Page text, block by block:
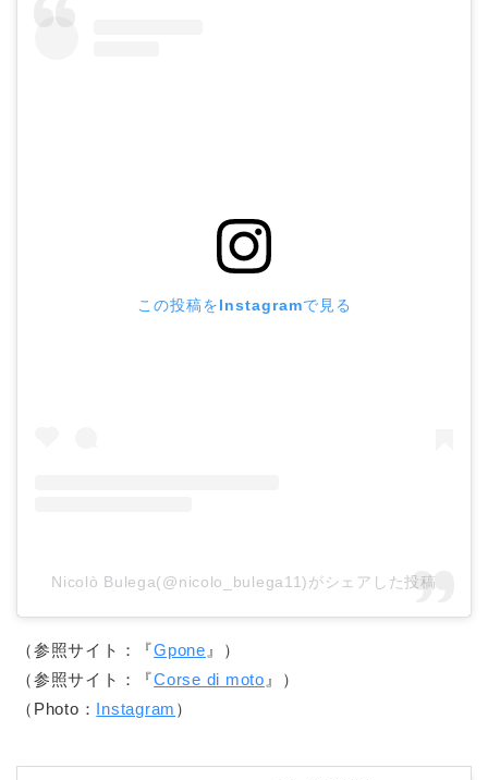
この投稿をInstagramで見る
Nicolò Bulega(@nicolo_bulega11)がシェアした投稿
（参照サイト：『Gpone』）
（参照サイト：『Corse di moto』）
（Photo：
Instagram ）